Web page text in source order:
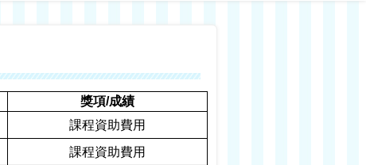
獎項/成績
課程資助費用
課程資助費用